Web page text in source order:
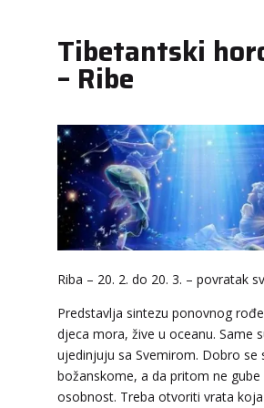
Tibetantski
– Ribe
Riba – 20. 2. do 20. 3. – povratak
Predstavlja sintezu ponovnog
djeca mora, žive u oceanu. Same
ujedinjuju sa Svemirom. Dobro se
božanskome, a da pritom ne gube
osobnost. Treba otvoriti vrata
NIVES
/ Kod 20
astrologija, sudbinske
Broj tel: 064/600-600
tel:0,93€ - mob:1,12€